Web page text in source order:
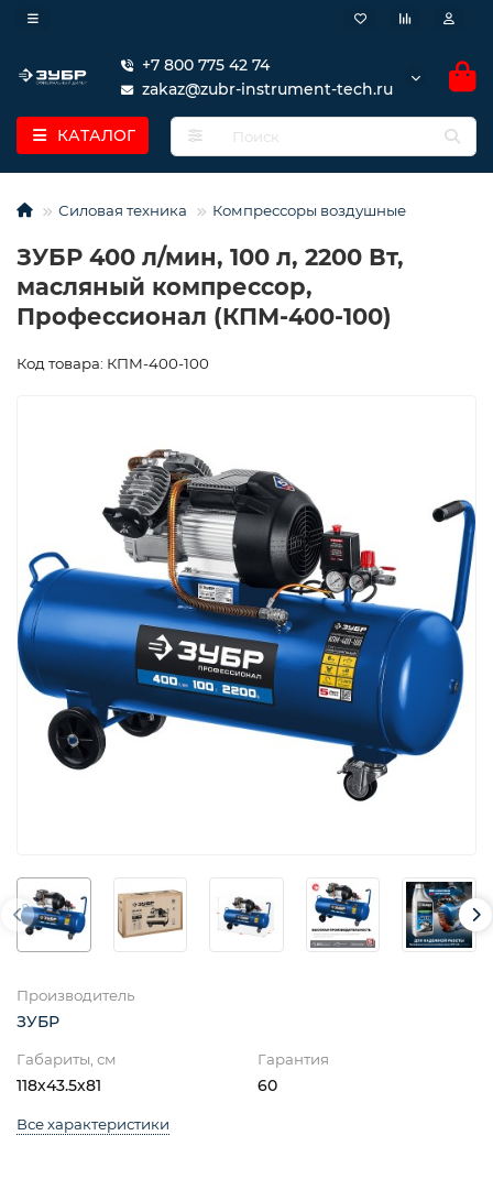
+7 800 775 42 74
zakaz@zubr-instrument-tech.ru
КАТАЛОГ
Силовая техника Компрессоры воздушные
ЗУБР 400 л/мин, 100 л, 2200 Вт,
масляный компрессор,
Профессионал (КПМ-400-100)
Код товара: КПМ-400-100
Производитель
ЗУБР
Габариты, см
118х43.5х81
Гарантия
60
Все характеристики